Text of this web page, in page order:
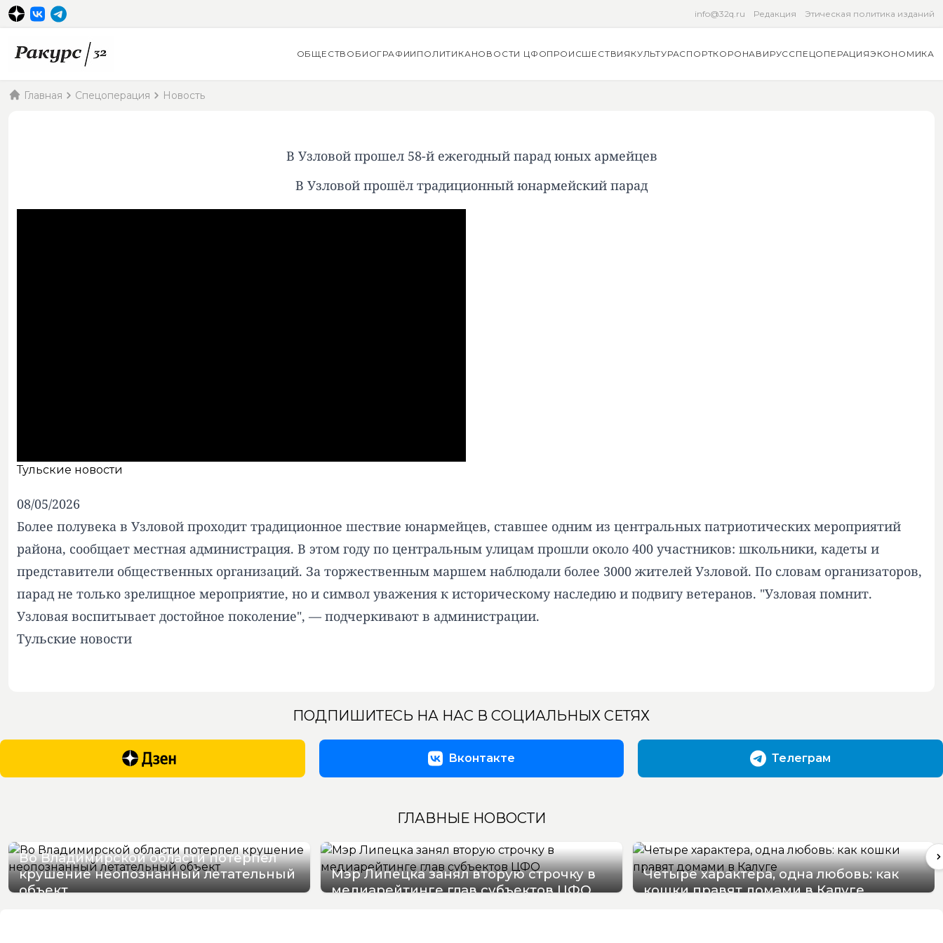
info@32q.ru Редакция Этическая политика изданий
ОБЩЕСТВО БИОГРАФИИ ПОЛИТИКАНОВОСТИ ЦФОПРОИСШЕСТВИЯ КУЛЬТУРАСПОРТКОРОНАВИРУССПЕЦОПЕРАЦИЯЭКОНОМИКА
Главная Спецоперация Новость
В Узловой прошел 58-й ежегодный парад юных армейцев
В Узловой прошёл традиционный юнармейский парад
Тульские новости
08/05/2026
Более полувека в Узловой проходит традиционное шествие юнармейцев, ставшее одним из центральных патриотических мероприятий
района, сообщает местная администрация. В этом году по центральным улицам прошли около 400 участников: школьники, кадеты и
представители общественных организаций. За торжественным маршем наблюдали более 3000 жителей Узловой. По словам организаторов,
парад не только зрелищное мероприятие, но и символ уважения к историческому наследию и подвигу ветеранов. "Узловая помнит.
Узловая воспитывает достойное поколение", — подчеркивают в администрации.
Тульские новости
ПОДПИШИТЕСЬ НА НАС В СОЦИАЛЬНЫХ СЕТЯХ
Вконтакте Телеграм
ГЛАВНЫЕ НОВОСТИ
Во Владимирской области потерпел
крушение неопознанный летательный
объект
Мэр Липецка занял вторую строчку в
медиарейтинге глав субъектов ЦФО
Четыре характера, одна любовь: как
кошки правят домами в Калуге